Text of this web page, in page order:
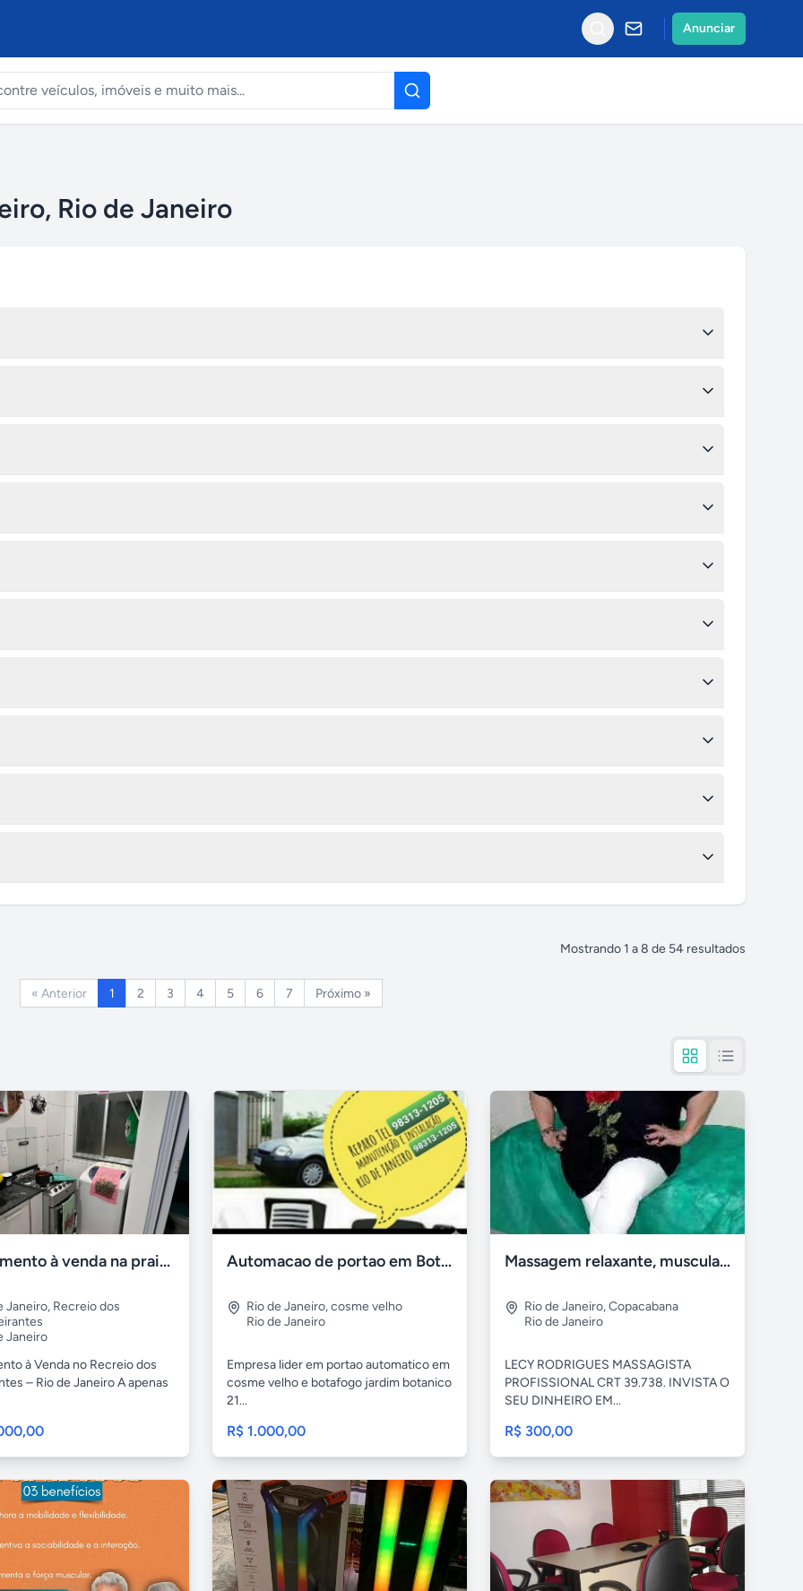
Anunciar
Rio de Janeiro
Mostrando 1 a8 de 54 resultados
« Anterior 1 2 3 4 5 6 7 Próximo »
Apartamento à venda na praia Recreio - RJ
Janeiro, Recreio dos
Janeiro
à Venda no Recreio dos
– Rio de Janeiro A apenas
Automacao de portao em Botafogo e Cosme Velho RJ
Rio de Janeiro,cosme velho
Rio de Janeiro
Empresa lider em portao automatico em
cosme velho e botafogo jardim botanico
21...
R$ 1.000,00
Massagem relaxante, muscular para cansaço e dores.
Rio de Janeiro,Copacabana
Rio de Janeiro
LECY RODRIGUES MASSAGISTA
PROFISSIONAL CRT 39.738. INVISTA O
SEU DINHEIRO EM...
R$ 300,00